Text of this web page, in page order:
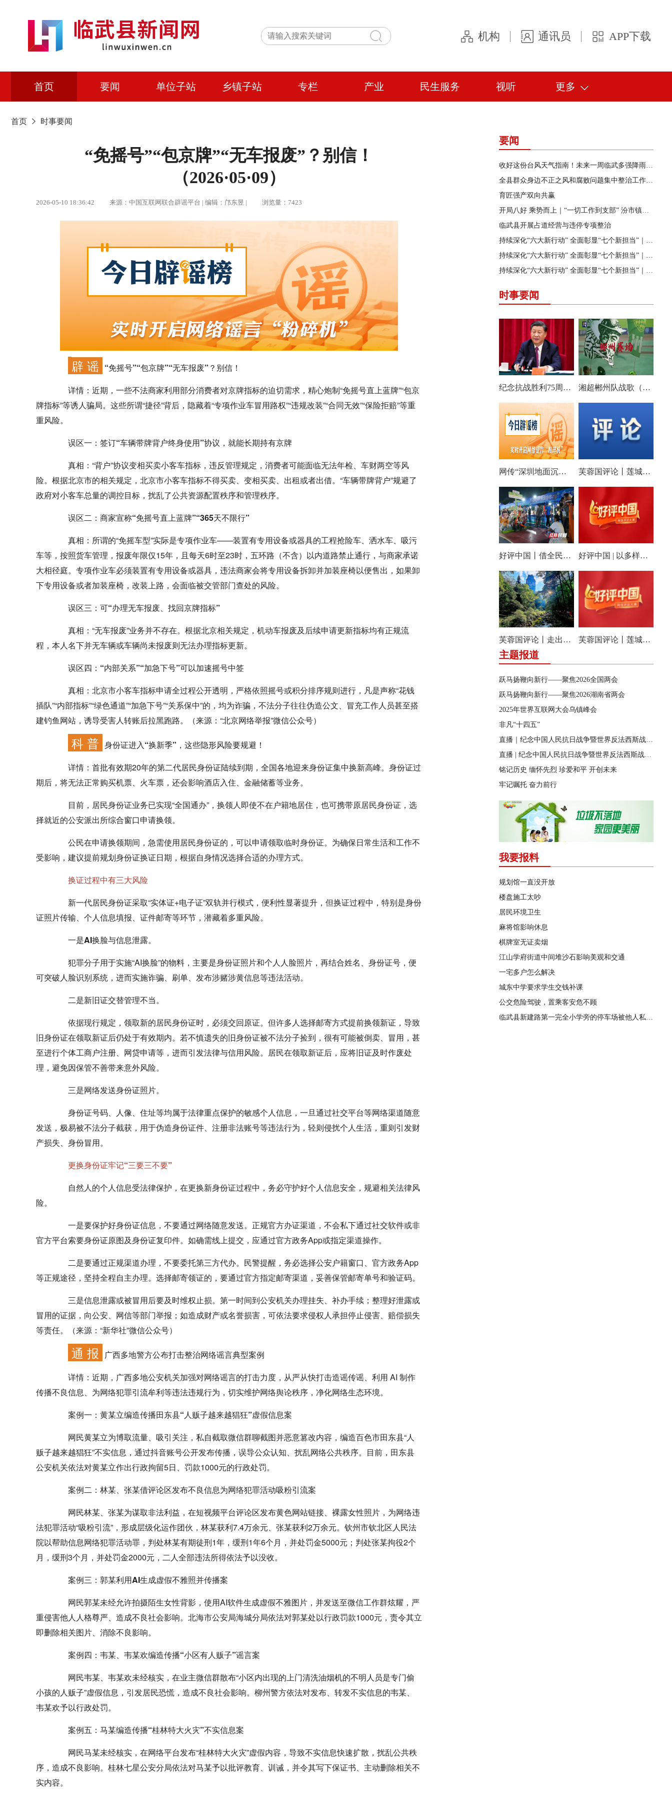
机构 通讯员 APP下载
首页 要闻 单位子站 乡镇子站 专栏 产业 民生服务 视听 更多
首页 时事要闻
“免摇号”“包京牌”“无车报废”？别信！
（2026·05·09）
2026-05-10 18:36:42 来源：中国互联网联合辟谣平台 | 编辑：邝东昱 | 浏览量：7423
辟 谣 “免摇号”“包京牌”“无车报废”？别信！
详情： 近期，一些不法商家利用部分消费者对京牌指标的迫切需求，精心炮制“免摇号直上蓝牌”“包京
牌指标”等诱人骗局。这些所谓“捷径”背后，隐藏着“专项作业车冒用路权”“违规改装”“合同无效”“保险拒赔”等重
重风险。
误区一：签订“车辆带牌背户终身使用”协议，就能长期持有京牌
真相： “背户”协议变相买卖小客车指标，违反管理规定，消费者可能面临无法年检、车财两空等风
险。根据北京市的相关规定，北京市小客车指标不得买卖、变相买卖、出租或者出借。“车辆带牌背户”规避了
政府对小客车总量的调控目标，扰乱了公共资源配置秩序和管理秩序。
误区二：商家宣称“免摇号直上蓝牌”“365天不限行”
真相： 所谓的“免摇车型”实际是专项作业车——装置有专用设备或器具的工程抢险车、洒水车、吸污
车等，按照货车管理，报废年限仅15年，且每天6时至23时，五环路（不含）以内道路禁止通行，与商家承诺
大相径庭。专项作业车必须装置有专用设备或器具，违法商家会将专用设备拆卸并加装座椅以便售出，如果卸
下专用设备或者加装座椅，改装上路，会面临被交管部门查处的风险。
误区三：可“办理无车报废、找回京牌指标”
真相： “无车报废”业务并不存在。根据北京相关规定，机动车报废及后续申请更新指标均有正规流
程，本人名下并无车辆或车辆尚未报废则无法办理指标更新。
误区四：“内部关系”“加急下号”可以加速摇号中签
真相： 北京市小客车指标申请全过程公开透明，严格依照摇号或积分排序规则进行，凡是声称“花钱
插队”“内部指标”“绿色通道”“加急下号”“关系保中”的，均为诈骗，不法分子往往伪造公文、冒充工作人员甚至搭
建钓鱼网站，诱导受害人转账后拉黑跑路。（来源：“北京网络举报”微信公众号）
科 普 身份证进入“换新季”，这些隐形风险要规避！
详情： 首批有效期20年的第二代居民身份证陆续到期，全国各地迎来身份证集中换新高峰。身份证过
期后，将无法正常购买机票、火车票，还会影响酒店入住、金融储蓄等业务。
目前，居民身份证业务已实现“全国通办”，换领人即使不在户籍地居住，也可携带原居民身份证，选
择就近的公安派出所综合窗口申请换领。
公民在申请换领期间，急需使用居民身份证的，可以申请领取临时身份证。为确保日常生活和工作不
受影响，建议提前规划身份证换证日期，根据自身情况选择合适的办理方式。
换证过程中有三大风险
新一代居民身份证采取“实体证+电子证”双轨并行模式，便利性显著提升，但换证过程中，特别是身份
证照片传输、个人信息填报、证件邮寄等环节，潜藏着多重风险。
一是AI换脸与信息泄露。
犯罪分子用于实施“AI换脸”的物料，主要是身份证照片和个人人脸照片，再结合姓名、身份证号，便
可突破人脸识别系统，进而实施诈骗、刷单、发布涉赌涉黄信息等违法活动。
二是新旧证交替管理不当。
依据现行规定，领取新的居民身份证时，必须交回原证。但许多人选择邮寄方式提前换领新证，导致
旧身份证在领取新证后仍处于有效期内。若不慎遗失的旧身份证被不法分子捡到，很有可能被倒卖、冒用，甚
至进行个体工商户注册、网贷申请等，进而引发法律与信用风险。居民在领取新证后，应将旧证及时作废处
理，避免因保管不善带来意外风险。
三是网络发送身份证照片。
身份证号码、人像、住址等均属于法律重点保护的敏感个人信息，一旦通过社交平台等网络渠道随意
发送，极易被不法分子截获，用于伪造身份证件、注册非法账号等违法行为，轻则侵扰个人生活，重则引发财
产损失、身份冒用。
更换身份证牢记“三要三不要”
自然人的个人信息受法律保护，在更换新身份证过程中，务必守护好个人信息安全，规避相关法律风
险。
一是要保护好身份证信息，不要通过网络随意发送。 正规官方办证渠道，不会私下通过社交软件或非
官方平台索要身份证原图及身份证复印件。如确需线上提交，应通过官方政务App或指定渠道操作。
二是要通过正规渠道办理，不要委托第三方代办。 民警提醒，务必选择公安户籍窗口、官方政务App
等正规途径，坚持全程自主办理。选择邮寄领证的，要通过官方指定邮寄渠道，妥善保管邮寄单号和验证码。
三是信息泄露或被冒用后要及时维权止损。 第一时间到公安机关办理挂失、补办手续；整理好泄露或
冒用的证据，向公安、网信等部门举报；如造成财产或名誉损害，可依法要求侵权人承担停止侵害、赔偿损失
等责任。（来源：“新华社”微信公众号）
通 报
广西多地警方公布打击整治网络谣言典型案例
详情： 近期，广西多地公安机关加强对网络谣言的打击力度，从严从快打击造谣传谣、利用 AI 制作
传播不良信息、为网络犯罪引流牟利等违法违规行为，切实维护网络舆论秩序，净化网络生态环境。
案例一：黄某立编造传播田东县“人贩子越来越猖狂”虚假信息案
网民黄某立为博取流量、吸引关注，私自截取微信群聊截图并恶意篡改内容，编造百色市田东县“人
贩子越来越猖狂”不实信息，通过抖音账号公开发布传播，误导公众认知、扰乱网络公共秩序。目前，田东县
公安机关依法对黄某立作出行政拘留5日、罚款1000元的行政处罚。
案例二：林某、张某借评论区发布不良信息为网络犯罪活动吸粉引流案
网民林某、张某为谋取非法利益，在短视频平台评论区发布黄色网站链接、裸露女性照片，为网络违
法犯罪活动“吸粉引流”，形成层级化运作团伙，林某获利7.4万余元、张某获利2万余元。钦州市钦北区人民法
院以帮助信息网络犯罪活动罪，判处林某有期徒刑1年，缓刑1年6个月，并处罚金5000元；判处张某拘役2个
月，缓刑3个月，并处罚金2000元，二人全部违法所得依法予以没收。
案例三：郭某利用AI生成虚假不雅照并传播案
网民郭某未经允许拍摄陌生女性背影，使用AI软件生成虚假不雅图片，并发送至微信工作群炫耀，严
重侵害他人人格尊严、造成不良社会影响。北海市公安局海城分局依法对郭某处以行政罚款1000元，责令其立
即删除相关图片、消除不良影响。
案例四：韦某、韦某欢编造传播“小区有人贩子”谣言案
网民韦某、韦某欢未经核实，在业主微信群散布“小区内出现的上门清洗油烟机的不明人员是专门偷
小孩的人贩子”虚假信息，引发居民恐慌，造成不良社会影响。柳州警方依法对发布、转发不实信息的韦某、
韦某欢予以行政处罚。
案例五：马某编造传播“桂林特大火灾”不实信息案
网民马某未经核实，在网络平台发布“桂林特大火灾”虚假内容，导致不实信息快速扩散，扰乱公共秩
序，造成不良影响。桂林七星公安分局依法对马某予以批评教育、训诫，并令其写下保证书、主动删除相关不
实内容。
要闻
收好这份台风天气指南！未来一周临武多强降雨，安全出行
全县群众身边不正之风和腐败问题集中整治工作调度会召开
育匠强产双向共赢
开局八好 乘势而上｜“一切工作到支部” 汾市镇激活乡村振兴“红色引擎”
临武县开展占道经营与违停专项整治
持续深化“六大新行动” 全面彰显“七个新担当”｜暑期提质改造攻坚 十所中小学校食堂焕新“舌尖安全”
持续深化“六大新行动” 全面彰显“七个新担当”｜临武县总工会：公益培训火热开展 职工乐享“工惠”时光
持续深化“六大新行动” 全面彰显“七个新担当”｜扎实推进爱心驿站建设 为户外劳动者打造暖心“加油站”
时事要闻
纪念抗战胜利75周年，总书记说的这些话掷地有声！ 湘超郴州队战歌（战歌燃启征程）
网传“深圳地面沉降致车辆损坏”不实（2026·08·06） 芙蓉国评论丨莲城e评：聚侨心汇侨力，山海万里皆家国
好评中国丨借全民健身东风，让本土赛事撬动消费新增长 好评中国 | 以多样性培育创造力，因地制宜发展新质生产力
芙蓉国评论丨走出流量短视，大张家界“大”在哪 芙蓉国评论丨莲城e评：“国家点名”催征 三湘文旅提速
主题报道
跃马扬鞭向新行——聚焦2026全国两会
跃马扬鞭向新行​——聚焦2026湖南省两会
2025年世界互联网大会乌镇峰会
非凡“十四五”
直播｜纪念中国人民抗日战争暨世界反法西斯战争胜利80周年文艺晚会
直播 | 纪念中国人民抗日战争暨世界反法西斯战争胜利80周年大会
铭记历史 缅怀先烈 珍爱和平 开创未来
牢记嘱托 奋力前行
我要报料
规划馆一直没开放
楼盘施工太吵
居民环境卫生
麻将馆影响休息
棋牌室无证卖烟
江山学府街道中间堆沙石影响美观和交通
一宅多户怎么解决
城东中学要求学生交钱补课
公交危险驾驶，置乘客安危不顾
临武县新建路第一完全小学旁的停车场被他人私自围挡